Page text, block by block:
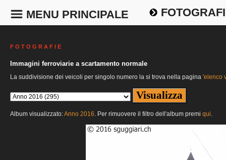
MENU PRINCIPALE
F O T O G R A F I E
Immagini ferroviarie a scartamento normale
La suddivisione dei veicoli per singolo numero la si trova nella pagina 'elenco
Album visualizzato:Anno 2016. Per rimuovere il filtro dell'album premi qui.